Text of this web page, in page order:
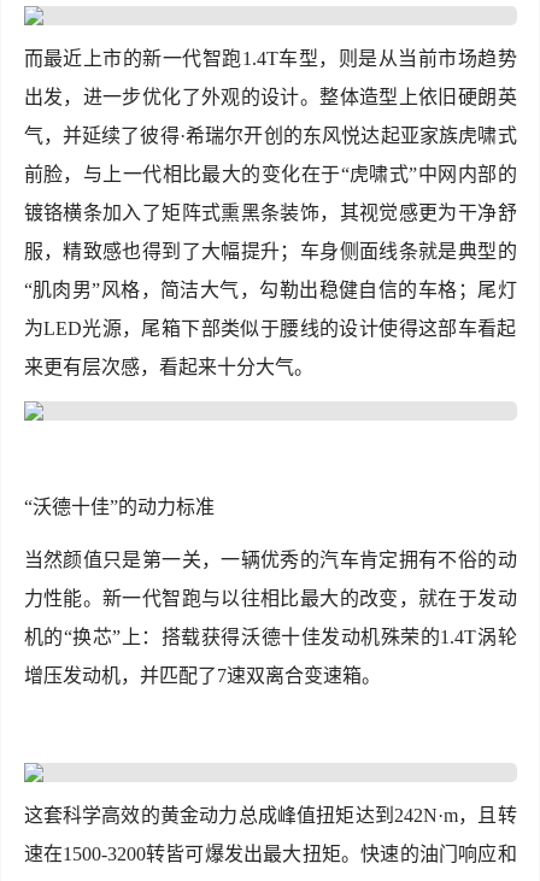
而最近上市的新一代智跑1.4T车型，则是从当前市场趋势
出发，进一步优化了外观的设计。整体造型上依旧硬朗英
气，并延续了彼得·希瑞尔开创的东风悦达起亚家族虎啸式
前脸，与上一代相比最大的变化在于“虎啸式”中网内部的
镀铬横条加入了矩阵式熏黑条装饰，其视觉感更为干净舒
服，精致感也得到了大幅提升；车身侧面线条就是典型的
“肌肉男”风格，简洁大气，勾勒出稳健自信的车格；尾灯
为LED光源，尾箱下部类似于腰线的设计使得这部车看起
来更有层次感，看起来十分大气。
“沃德十佳”的动力标准
当然颜值只是第一关，一辆优秀的汽车肯定拥有不俗的动
力性能。新一代智跑与以往相比最大的改变，就在于发动
机的“换芯”上：搭载获得沃德十佳发动机殊荣的1.4T涡轮
增压发动机，并匹配了7速双离合变速箱。
这套科学高效的黄金动力总成峰值扭矩达到242N·m，且转
速在1500-3200转皆可爆发出最大扭矩。快速的油门响应和